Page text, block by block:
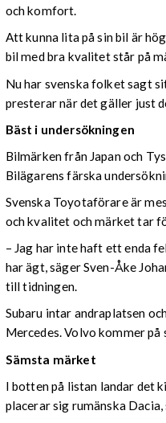
och komfort.
Att kunna lita på sin bil är
bil med bra kvalitet står på
Nu har svenska folket sagt
presterar när det gäller just
Bäst i undersökningen
Bilmärken från Japan och
Bilägarens färska
Svenska Toyotaförare är
och kvalitet och märket tar
– Jag har inte haft ett enda
har ägt, säger Sven-Åke
till tidningen.
Subaru intar andraplatsen
Mercedes. Volvo kommer
Sämsta märket
I botten på listan landar det
placerar sig rumänska